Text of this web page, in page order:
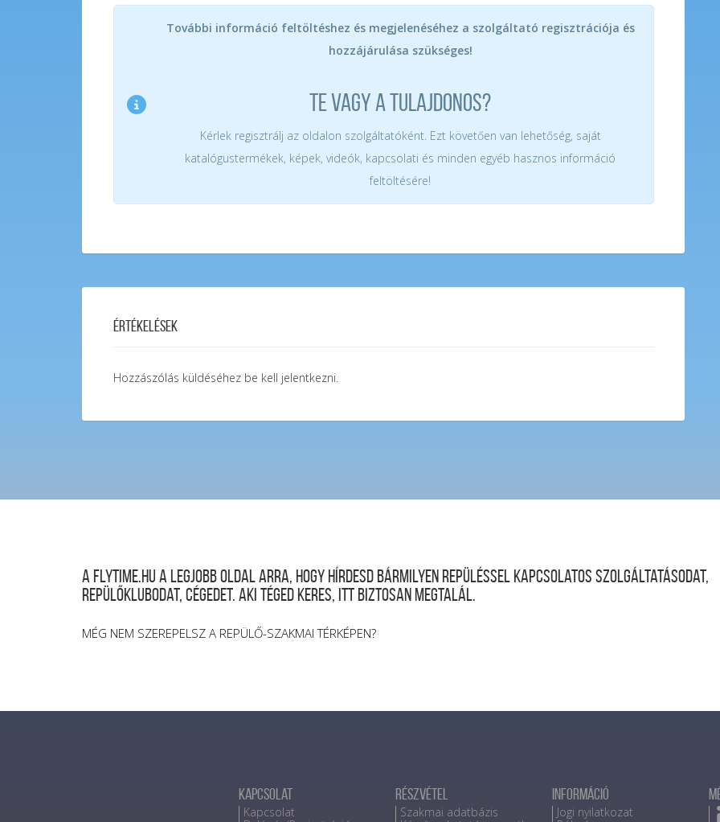
További információ feltöltéshez és megjelenéséhez a szolgáltató regisztrációja és
hozzájárulása szükséges!
TE VAGY A TULAJDONOS?
Kérlek regisztrálj az oldalon szolgáltatóként. Ezt követően van lehetőség, saját
katalógustermékek, képek, videók, kapcsolati és minden egyéb hasznos információ
feltöltésére!
Értékelések
Hozzászólás küldéséhez be kell jelentkezni.
A FLYTIME.HU a legjobb oldal arra, hogy hírdesd bármilyen repüléssel kapcsolatos szolgáltatásodat,
repülőklubodat, cégedet. Aki téged keres, itt biztosan megtalál.
MÉG NEM SZEREPELSZ A REPÜLŐ-SZAKMAI TÉRKÉPEN?
Kapcsolat
Kapcsolat
Részvétel
Szakmai adatbázis
Információ
Jogi nyilatkozat